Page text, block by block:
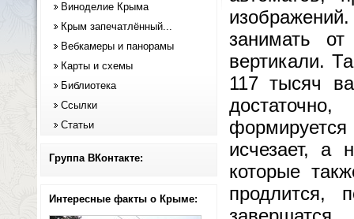
Виноделие Крыма
Крым запечатлённый...
Вебкамеры и панорамы
Карты и схемы
Библиотека
Ссылки
Статьи
Группа ВКонтакте:
Интересные факты о Крыме:
занимать
вертикали.
117 тысяч
исчезает, а
которые
продлится,